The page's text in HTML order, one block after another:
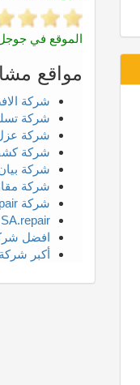
الموقع في
مواقع
شركة
شركة
شركة
شركة
شركة
شركة
شركة SA Repair كشف تسربات المياه بالرياض
SA.repair | شركة كشف تسربات المياه بالرياض معتمدة مع اصلاح تسريب المياه
افضل
أكبر